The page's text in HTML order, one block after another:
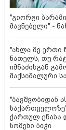
"გიორგი
მავნებელი" -
"ახლა მე ერთი
ნათელს, თუ
იმნაძისგან
მაქსიმალური
"ბავშვობიდან
საქართველოზე"
ქართულ ენასა
სომეხი ბიჭი